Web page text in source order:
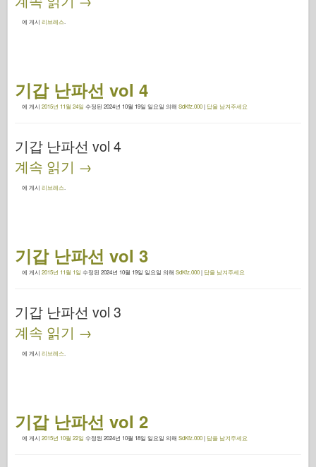
에 게시 리브레스
기갑 난파선 vol 4
에 게시 2015년 11월 24일 수정된 2024년 10월 19일 일요일 의해 SdKfz.000| 답을 남겨주세요
기갑 난파선 vol 4
계속 읽기 →
에 게시 리브레스
기갑 난파선 vol 3
에 게시 2015년 11월 1일 수정된 2024년 10월 19일 일요일 의해 SdKfz.000| 답을 남겨주세요
기갑 난파선 vol 3
계속 읽기 →
에 게시 리브레스
기갑 난파선 vol 2
에 게시 2015년 10월 22일 수정된 2024년 10월 18일 일요일 의해 SdKfz.000| 답을 남겨주세요